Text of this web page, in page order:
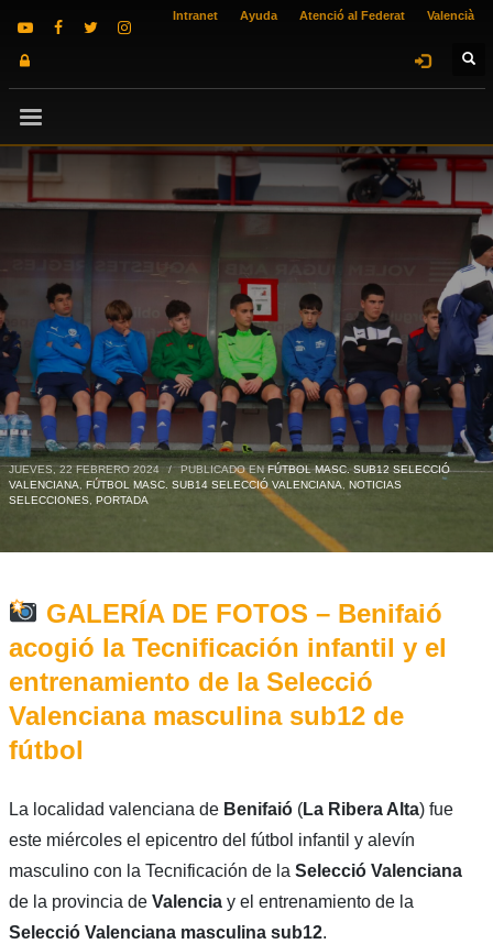
Intranet Ayuda Atenció al Federat Valencià
JUEVES, 22 FEBRERO 2024 / PUBLICADO ENFÚTBOL MASC. SUB12 SELECCIÓ
VALENCIANA, FÚTBOL MASC. SUB14 SELECCIÓ VALENCIANA
NOTICIAS
SELECCIONES, PORTADA
GALERÍA DE FOTOS – Benifaió
acogió la Tecnificación infantil y el
entrenamiento de la Selecció
Valenciana masculina sub12 de
fútbol
La localidad valenciana de Benifaió (La Ribera Alta) fue
este miércoles el epicentro del fútbol infantil y alevín
masculino con la Tecnificación de la Selecció Valenciana
de la provincia de Valencia y el entrenamiento de la
Selecció Valenciana masculina sub12.